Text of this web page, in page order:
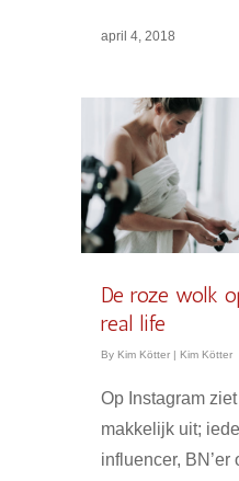
april 4, 2018
De roze wolk
real life
By Kim Kötter | Kim Kötter
Op Instagram
makkelijk uit;
influencer, BN’er